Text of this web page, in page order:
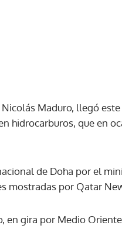
Maduro, llegó
hidrocarburos, que en
de Doha por el
mostradas por Qatar
gira por Medio